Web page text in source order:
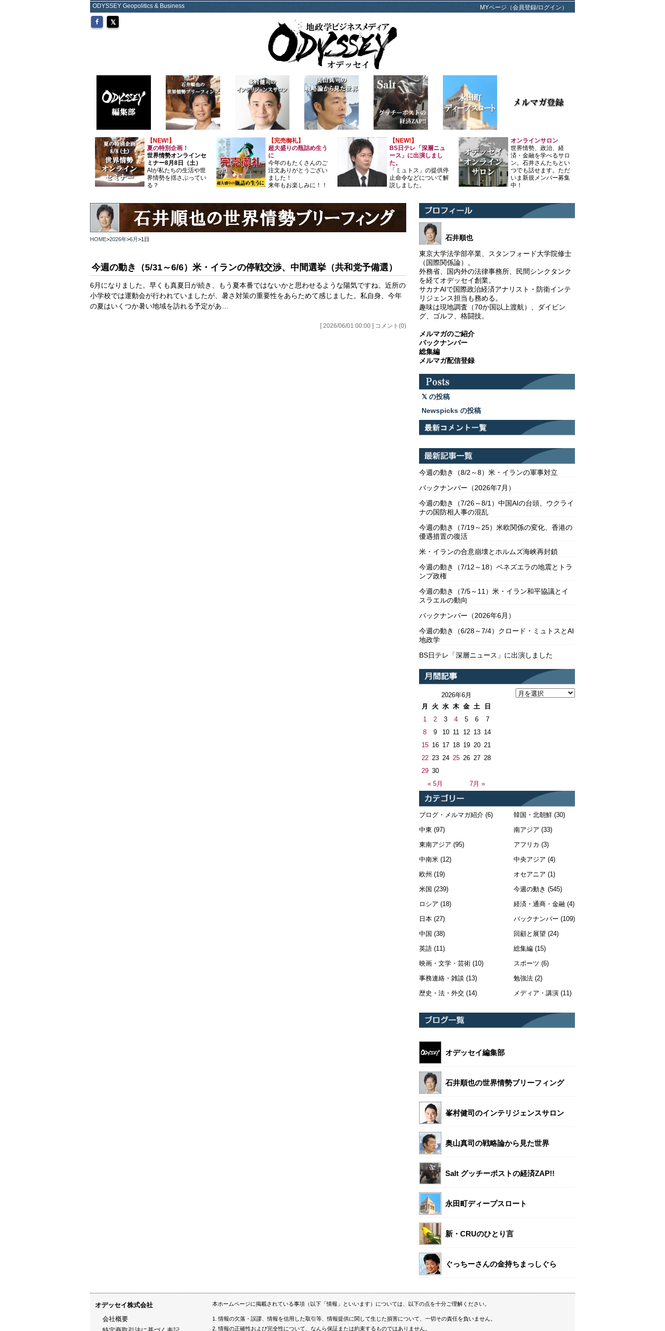
ODYSSEY Geopolitics & Business MYページ（会員登録/ログイン）
【NEW!】
夏の特別企画！
世界情勢オンラインセ
ミナー8月8日（土）
AIが私たちの生活や世
界情勢を揺さぶってい
る？
【完売御礼】
超大盛りの瓶詰め生う
に
今年のもたくさんのご
注文ありがとうござい
ました！
来年もお楽しみに！！
【NEW!】
BS日テレ「深層ニュ
ース」に出演しまし
た。
「ミュトス」の提供停
止命令などについて解
説しました。
オンラインサロン
世界情勢、政治、経
済・金融を学べるサロ
ン。石井さんたちとい
つでも話せます。ただ
いま新規メンバー募集
中！
HOME>2026年>6月 >1日
今週の動き（5/31～6/6）米・イランの停戦交渉、中間選挙（共和党予備選）
6月になりました。早くも真夏日が続き、もう夏本番ではないかと思わせるような陽気ですね。近所の
小学校では運動会が行われていましたが、暑さ対策の重要性をあらためて感じました。私自身、今年
の夏はいくつか暑い地域を訪れる予定があ…
[ 2026/06/01 00:00 ] コメント(0)
石井順也
東京大学法学部卒業、スタンフォード大学院修士
（国際関係論）。
外務省、国内外の法律事務所、民間シンクタンク
を経てオデッセイ創業。
サカナAIで国際政治経済アナリスト・防衛インテ
リジェンス担当も務める。
趣味は現地調査（70か国以上渡航）、ダイビン
グ、ゴルフ、格闘技。
メルマガのご紹介
バックナンバー
総集編
メルマガ配信登録
の投稿
Newspicks の投稿
今週の動き（8/2～8）米・イランの軍事対立
バックナンバー（2026年7月）
今週の動き（7/26～8/1）中国AIの台頭、ウクライ
ナの国防相人事の混乱
今週の動き（7/19～25）米欧関係の変化、香港の
優遇措置の復活
米・イランの合意崩壊とホルムズ海峡再封鎖
今週の動き（7/12～18）ベネズエラの地震とトラ
ンプ政権
今週の動き（7/5～11）米・イラン和平協議とイ
スラエルの動向
バックナンバー（2026年6月）
今週の動き（6/28～7/4）クロード・ミュトスとAI
地政学
BS日テレ「深層ニュース」に出演しました
2026年6月
月
火 水 木 金 土 日
« 5月 7月 »
1 2 3 4 5 6
7
8
9 10 11 12 13 14
15 16 17 18 19 20 21
22 23 24 25 26 27 28
29 30
ブログ・メルマガ紹介 (6)
中東 (97)
東南アジア (95)
中南米 (12)
欧州 (19)
米国 (239)
ロシア (18)
日本 (27)
中国 (38)
英語 (11)
映画・文学・芸術 (10)
事務連絡・雑談 (13)
歴史・法・外交 (14)
韓国・北朝鮮(30)
南アジア (33)
アフリカ (3)
中央アジア (4)
オセアニア (1)
今週の動き (545)
経済・通商・金融 (4)
バックナンバー (109)
回顧と展望 (24)
総集編(15)
スポーツ (6)
勉強法(2)
メディア・講演(11)
オデッセイ編集部
石井順也の世界情勢ブリーフィング
峯村健司のインテリジェンスサロン
奥山真司の戦略論から見た世界
Salt グッチーポストの経済ZAP!!
永田町ディープスロート
新・CRUのひとり言
ぐっちーさんの金持ちまっしぐら
オデッセイ株式会社
会社概要
本ホームページに掲載されている事項（以下「情報」といいます）については、以下の点を十分ご理解ください。
情報の欠落・誤謬、情報を信用した取引等、情報提供に関して生じた損害について、一切その責任を負いません。
情報の正確性および完全性について、なんら保証または約束するものではありません。